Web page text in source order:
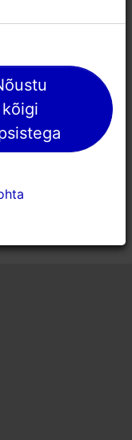
Waypoint
rattaretked
Elamusturismi
kõigi
kõigi